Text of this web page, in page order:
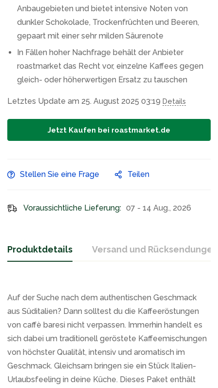
Anbaugebieten und bietet intensive Noten von
dunkler Schokolade, Trockenfrüchten und Beeren,
gepaart mit einer sehr milden Säurenote
In Fällen hoher Nachfrage behält der Anbieter
roastmarket das Recht vor, einzelne Kaffees gegen
gleich- oder höherwertigen Ersatz zu tauschen
Letztes Update am 25. August 2025 03:19 Details
Jetzt Kaufen bei roastmarket.de
Stellen Sie eine Frage Teilen
Voraussichtliche Lieferung: 07 - 14 Aug., 2026
Produktdetails Versand und Rücksendungen
Auf der Suche nach dem authentischen Geschmack
aus Süditalien? Dann solltest du die Kaffeeröstungen
von caffè baresi nicht verpassen. Immerhin handelt es
sich dabei um traditionell geröstete Kaffeemischungen
von höchster Qualität, intensiv und aromatisch im
Geschmack. Gleichsam bringen sie ein Stück Italien-
Urlaubsfeeling in deine Küche. Dieses Paket enthält